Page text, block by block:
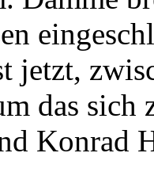
jetzt,
das sich
Konrad